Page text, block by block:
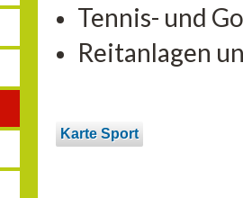
Tennis- und
Reitanlagen
Karte Sport